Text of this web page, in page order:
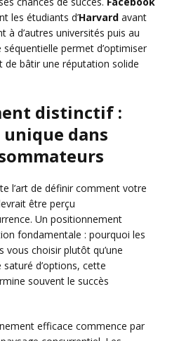
les étudiants d’Harvard avant
à d’autres universités puis au
permet d’optimiser
de bâtir une réputation solide
distinctif :
dans
l’art de définir comment votre
être perçu
Un positionnement
fondamentale : pourquoi les
choisir plutôt qu’une
d’options, cette
souvent le succès
efficace commence par